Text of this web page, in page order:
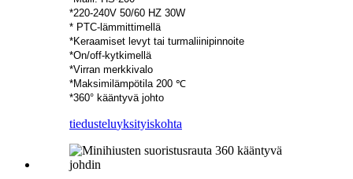
*220-240V 50/60 HZ 30W
* PTC-lämmittimellä
*Keraamiset levyt tai turmaliinipinnoite
*On/off-kytkimellä
*Virran merkkivalo
*Maksimilämpötila 200 ℃
*360° kääntyvä johto
tiedusteluyksityiskohta